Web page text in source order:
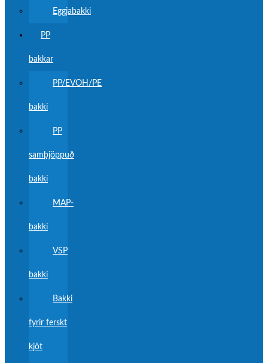
Eggjabakki
PP
bakkar
PP/EVOH/PE
bakki
PP
samþjöppuð
bakki
MAP-
bakki
VSP
bakki
Bakki
fyrir ferskt
kjöt